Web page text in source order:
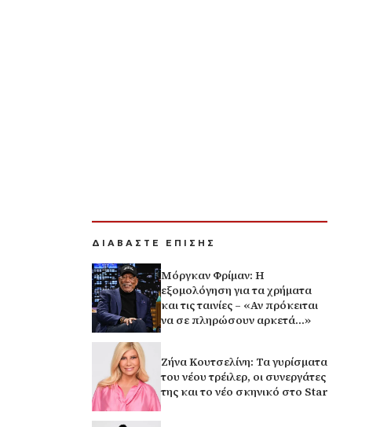
ΔΙΑΒΑΣΤΕ ΕΠΙΣΗΣ
Μόργκαν Φρίμαν: Η
εξομολόγηση για τα χρήματα
και τις ταινίες – «Αν πρόκειται
να σε πληρώσουν αρκετά…»
Ζήνα Κουτσελίνη: Τα γυρίσματα
του νέου τρέιλερ, οι συνεργάτες
της και το νέο σκηνικό στο Star